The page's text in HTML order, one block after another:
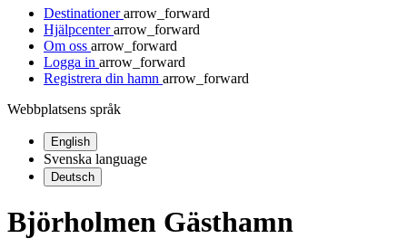
Destinationerarrow_forward
Hjälpcenterarrow_forward
Om oss arrow_forward
Logga in arrow_forward
Registrera din hamn arrow_forward
Webbplatsens språk
English
Svenska language
Deutsch
Björholmen Gästhamn